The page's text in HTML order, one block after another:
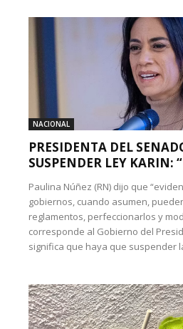
NACIONAL
PRESIDENTA DEL
SUSPENDER LEY KARIN:
Paulina Núñez (RN) dijo que
gobiernos, cuando asumen,
reglamentos, perfeccionarlos y
corresponde al Gobierno del
significa que haya que suspender